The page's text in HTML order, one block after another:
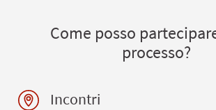
Come posso
processo?
Incontri